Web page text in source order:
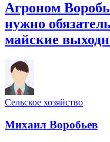
Агроном
нужно
майские
Сельское хозяйство
Михаил Воробьев